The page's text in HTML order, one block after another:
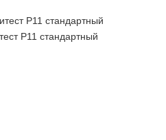
Р11 стандартный